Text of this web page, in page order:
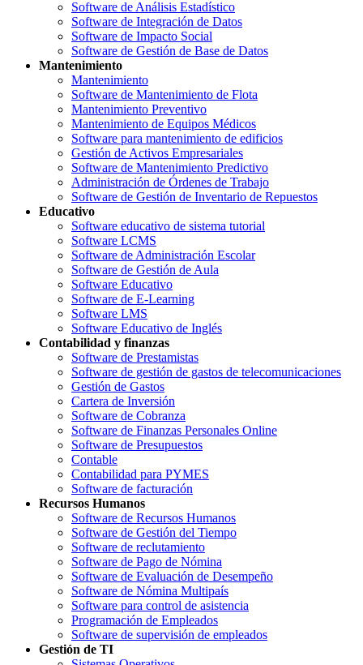
Software de Análisis Estadístico
Software de Integración de Datos
Software de Impacto Social
Software de Gestión de Base de Datos
Mantenimiento
Mantenimiento
Software de Mantenimiento de Flota
Mantenimiento Preventivo
Mantenimiento de Equipos Médicos
Software para mantenimiento de edificios
Gestión de Activos Empresariales
Software de Mantenimiento Predictivo
Administración de Órdenes de Trabajo
Software de Gestión de Inventario de Repuestos
Educativo
Software educativo de sistema tutorial
Software LCMS
Software de Administración Escolar
Software de Gestión de Aula
Software Educativo
Software de E-Learning
Software LMS
Software Educativo de Inglés
Contabilidad y finanzas
Software de Prestamistas
Software de gestión de gastos de telecomunicaciones
Gestión de Gastos
Cartera de Inversión
Software de Cobranza
Software de Finanzas Personales Online
Software de Presupuestos
Contable
Contabilidad para PYMES
Software de facturación
Recursos Humanos
Software de Recursos Humanos
Software de Gestión del Tiempo
Software de reclutamiento
Software de Pago de Nómina
Software de Evaluación de Desempeño
Software de Nómina Multipaís
Software para control de asistencia
Programación de Empleados
Software de supervisión de empleados
Gestión de TI